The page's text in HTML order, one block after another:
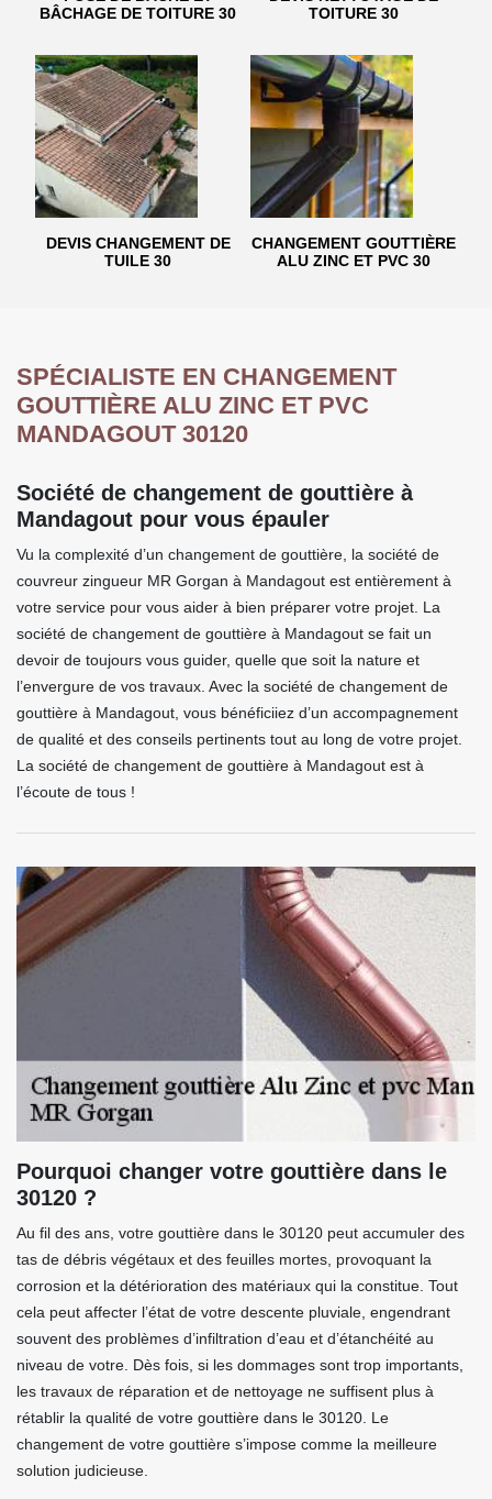
BÂCHAGE DE TOITURE 30
TOITURE 30
DEVIS CHANGEMENT DE
TUILE 30
CHANGEMENT GOUTTIÈRE
ALU ZINC ET PVC 30
SPÉCIALISTE EN CHANGEMENT
GOUTTIÈRE ALU ZINC ET PVC
MANDAGOUT 30120
Société de changement de gouttière à
Mandagout pour vous épauler
Vu la complexité d’un changement de gouttière, la société de
couvreur zingueur MR Gorgan à Mandagout est entièrement à
votre service pour vous aider à bien préparer votre projet. La
société de changement de gouttière à Mandagout se fait un
devoir de toujours vous guider, quelle que soit la nature et
l’envergure de vos travaux. Avec la société de changement de
gouttière à Mandagout, vous bénéficiiez d’un accompagnement
de qualité et des conseils pertinents tout au long de votre projet.
La société de changement de gouttière à Mandagout est à
l’écoute de tous !
Pourquoi changer votre gouttière dans le
30120 ?
Au fil des ans, votre gouttière dans le 30120 peut accumuler des
tas de débris végétaux et des feuilles mortes, provoquant la
corrosion et la détérioration des matériaux qui la constitue. Tout
cela peut affecter l’état de votre descente pluviale, engendrant
souvent des problèmes d’infiltration d’eau et d’étanchéité au
niveau de votre. Dès fois, si les dommages sont trop importants,
les travaux de réparation et de nettoyage ne suffisent plus à
rétablir la qualité de votre gouttière dans le 30120. Le
changement de votre gouttière s’impose comme la meilleure
solution judicieuse.